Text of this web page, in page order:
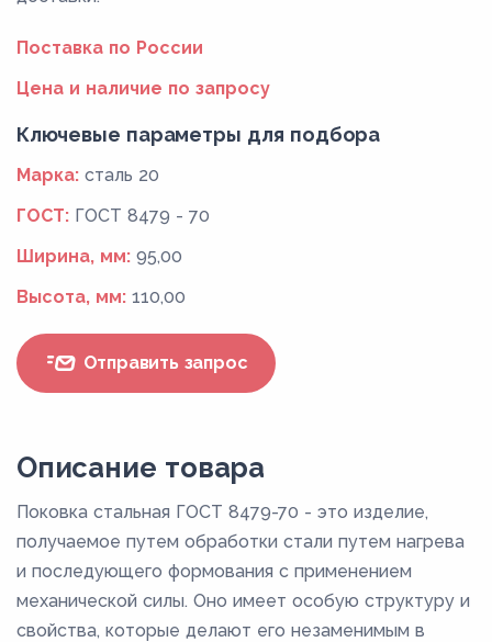
Поставка по России
Цена и наличие по запросу
Ключевые параметры для подбора
Марка: сталь 20
ГОСТ: ГОСТ 8479 - 70
Ширина, мм: 95,00
Высота, мм: 110,00
Отправить запрос
Описание товара
Поковка стальная ГОСТ 8479-70 - это изделие,
получаемое путем обработки стали путем нагрева
и последующего формования с применением
механической силы. Оно имеет особую структуру и
свойства, которые делают его незаменимым в